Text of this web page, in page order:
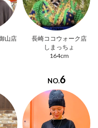
山店
長崎ココウォーク店
しまっちょ
164cm
NO.6